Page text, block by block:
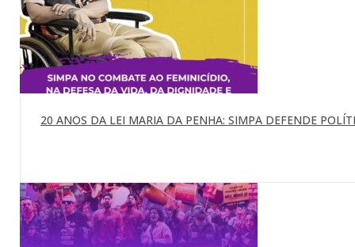
20 ANOS DA LEI MARIA DA PENHA: SIMPA DEFENDE